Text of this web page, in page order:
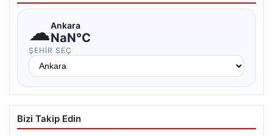
☁Ankara
NaN°C
ŞEHIR SEÇ
Bizi Takip Edin